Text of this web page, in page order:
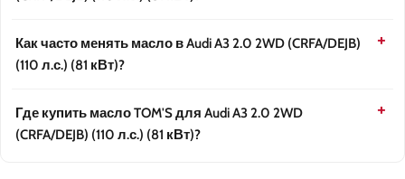
Как часто менять масло в Audi A3 2.0 2WD (CRFA/DEJB)
(110 л.с.) (81 кВт)?
Где купить масло TOM'S для Audi A3 2.0 2WD
(CRFA/DEJB) (110 л.с.) (81 кВт)?